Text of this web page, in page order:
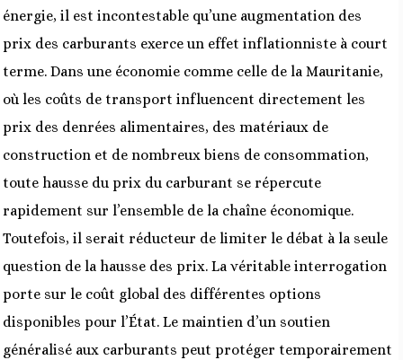
énergie, il est incontestable qu’une augmentation des
prix des carburants exerce un effet inflationniste à court
terme. Dans une économie comme celle de la Mauritanie,
où les coûts de transport influencent directement les
prix des denrées alimentaires, des matériaux de
construction et de nombreux biens de consommation,
toute hausse du prix du carburant se répercute
rapidement sur l’ensemble de la chaîne économique.
Toutefois, il serait réducteur de limiter le débat à la seule
question de la hausse des prix. La véritable interrogation
porte sur le coût global des différentes options
disponibles pour l’État. Le maintien d’un soutien
généralisé aux carburants peut protéger temporairement